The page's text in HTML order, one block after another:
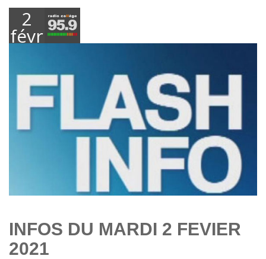
2
février
INFOS DU MARDI 2 FEVIER
2021